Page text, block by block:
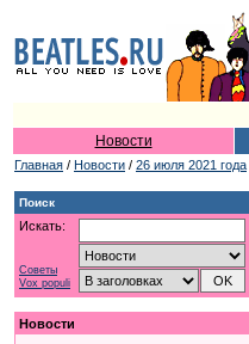
Новости
Главная / Новости / 26 июля 2021 года
Поиск
Искать:
Советы
Vox populi
Новости